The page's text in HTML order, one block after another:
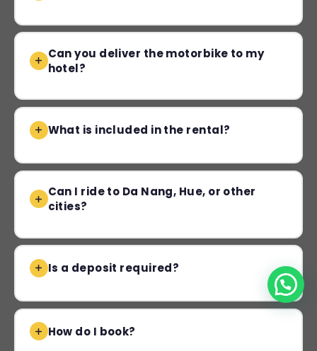
Can you deliver the motorbike to my
hotel?
What is included in the rental?
Can I ride to Da Nang, Hue, or other
cities?
Is a deposit required?
How do I book?